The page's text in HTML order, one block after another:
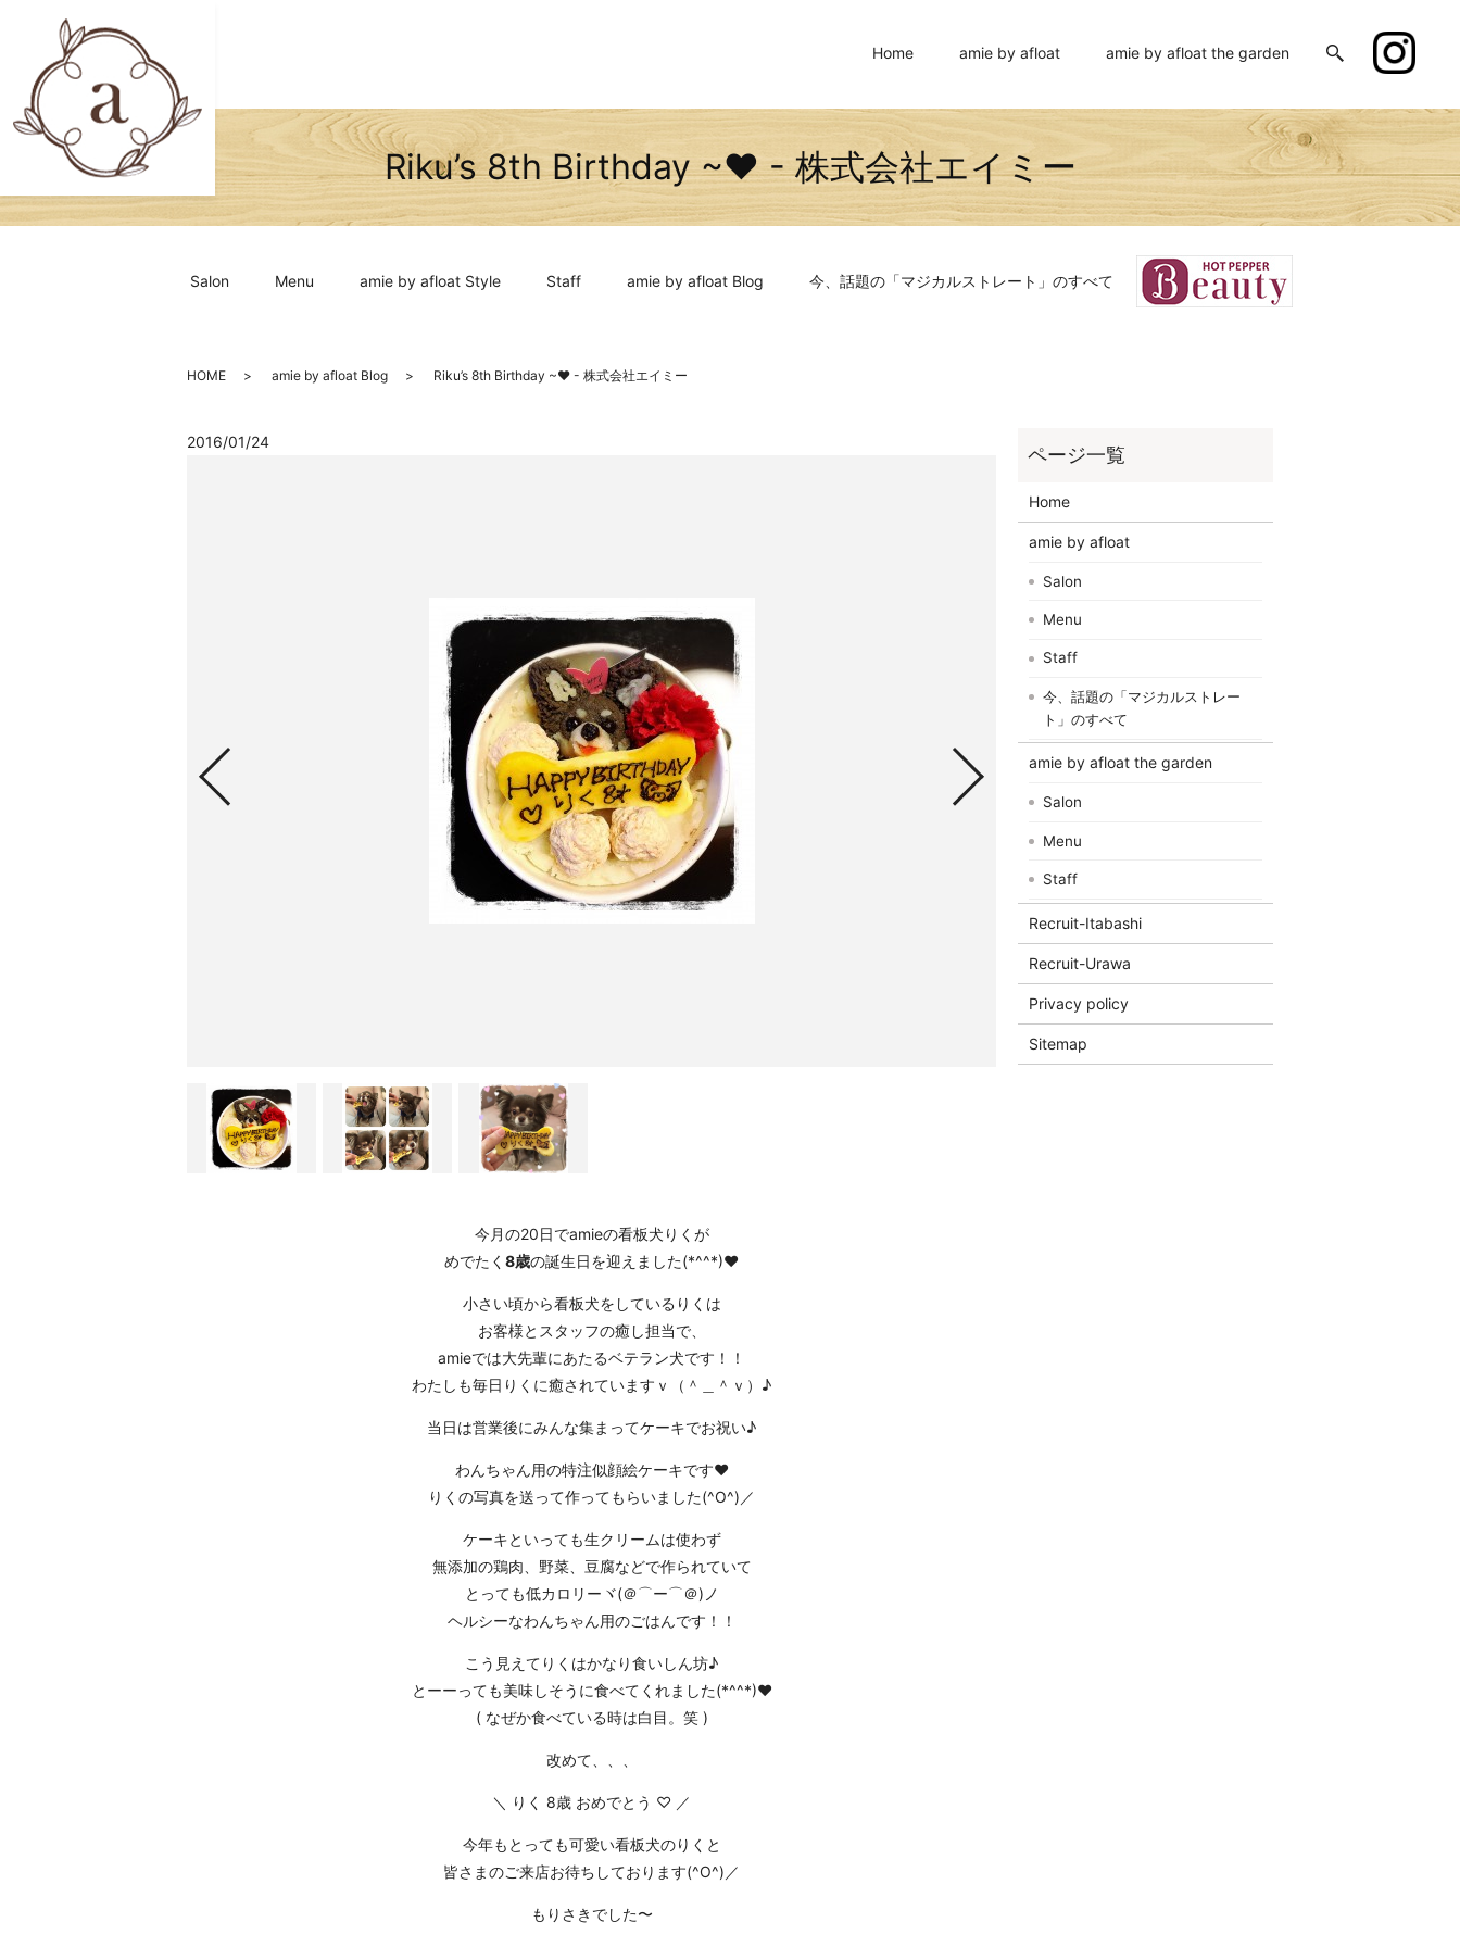
Home amie by afloat amie by afloat the garden
Salon Menu amie by afloat Style Staff amie by afloat Blog 今、話題の「マジカルストレート」のすべて
Riku’s 8th Birthday ~❤︎ - 株式会社エイミー
HOME amie by afloat Blog Riku’s 8th Birthday ~❤︎ - 株式会社エイミー
2016/01/24
今月の20日でamieの看板犬りくが
めでたく 8歳の誕生日を迎えました(*^^*)❤︎
小さい頃から看板犬をしているりくは
お客様とスタッフの癒し担当で、
amieでは大先輩にあたるベテラン犬です！！
わたしも毎日りくに癒されていますｖ（＾＿＾ｖ）♪
当日は営業後にみんな集まってケーキでお祝い♪
わんちゃん用の特注似顔絵ケーキです❤︎
りくの写真を送って作ってもらいました(^O^)／
ケーキといっても生クリームは使わず
無添加の鶏肉、野菜、豆腐などで作られていて
とっても低カロリーヾ(＠⌒ー⌒＠)ノ
ヘルシーなわんちゃん用のごはんです！！
こう見えてりくはかなり食いしん坊♪
とーーっても美味しそうに食べてくれました(*^^*)❤︎
( なぜか食べている時は白目。笑 )
改めて、、、
＼ りく 8歳 おめでとう ♡ ／
今年もとっても可愛い看板犬のりくと
皆さまのご来店お待ちしております(^O^)／
もりさきでした〜
Home
amie by afloat
Salon
Menu
Staff
今、話題の「マジカルストレー
ト」のすべて
amie by afloat the garden
Salon
Menu
Staff
Recruit-Itabashi
Recruit-Urawa
Privacy policy
Sitemap